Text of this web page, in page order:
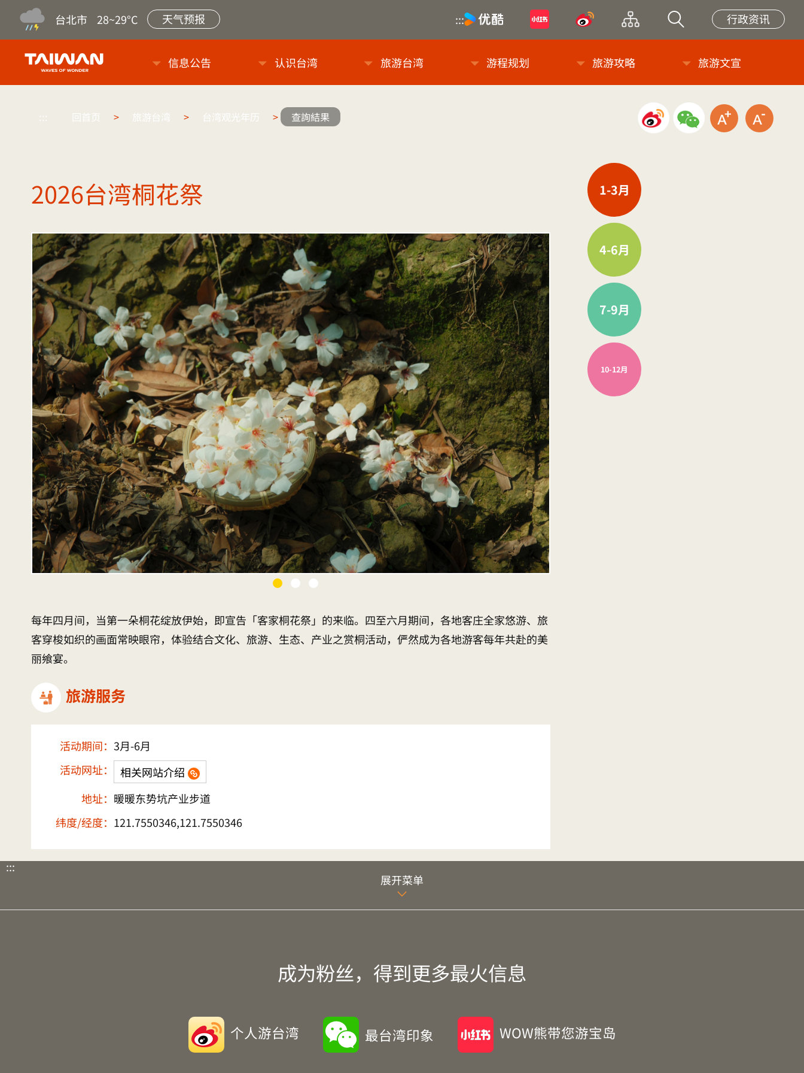
台北市 28~29°C 天气预报 ::: 小紅書 网站导览 站内搜索行政资讯
台旅会北京办事处-台湾观光信息网
信息公告
认识台湾 旅游台湾 游程规划 旅游攻略 旅游文宣
::: 回首页 > 旅游台湾 > 台湾观光年历 > 查詢結果
微博分享微信分享放大字级
2026台湾桐花祭
每年四月间，当第一朵桐花绽放伊始，即宣告「客家桐花祭」的来临。四至六月期间，各地客庄全家悠游、旅
客穿梭如织的画面常映眼帘，体验结合文化、旅游、生态、产业之赏桐活动，俨然成为各地游客每年共赴的美
丽飨宴。
旅游服务
活动期间： 3月-6月
活动网址：
相关网站介绍
地址： 暖暖东势坑产业步道
纬度/经度： 121.7550346,121.7550346
1-3月
4-6月
7-9月
10-12月
:::
展开菜单
成为粉丝，得到更多最火信息
个人游台湾 最台湾印象 WOW熊带您游宝岛